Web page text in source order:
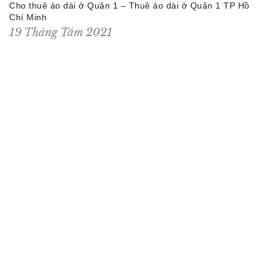
Cho thuê áo dài ở Quận 1 – Thuê áo dài ở Quận 1 TP Hồ
Chí Minh
19 Tháng Tám 2021